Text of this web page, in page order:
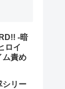
-暗
ロイ
ム責め
シリー